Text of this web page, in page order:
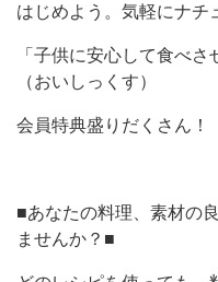
はじめよう。気軽にナチ
「子供に安心して食べ
（おいしっくす）
会員特典盛りだくさん！
■あなたの料理、素材の
ませんか？■